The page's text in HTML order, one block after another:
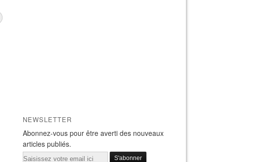
NEWSLETTER
Abonnez-vous pour être averti des nouveaux
articles publiés.
Email